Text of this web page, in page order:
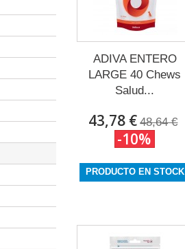
ADIVA ENTERO
LARGE 40 Chews
Salud...
43,78 € 48,64 €
-10%
PRODUCTO EN STOCK